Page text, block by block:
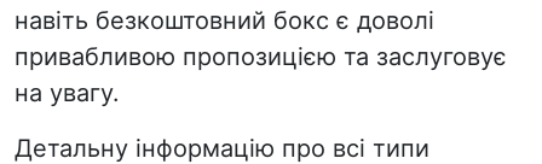
навіть безкоштовний бокс є доволі
привабливою пропозицією та заслуговує
на увагу.
Детальну інформацію про всі типи